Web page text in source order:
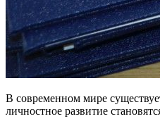
В современном мире
личностное развитие